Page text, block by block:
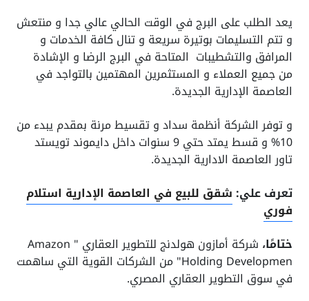
يعد الطلب على البرج في الوقت الحالي عالي جدا و منتعش
و تتم التسليمات بوتيرة سريعة و تنال كافة الخدمات و
المرافق والتشطيبات المتاحة في البرج الرضا و الإشادة
من جميع العملاء و المستثمرين المهتمين بالتواجد في
العاصمة الإدارية الجديدة.
و توفر الشركة أنظمة سداد و تقسيط مرنة بمقدم يبدء من
10% و قسط يمتد حتي 9 سنوات داخل دايموند تويستد
تاور العاصمة الادارية الجديدة.
تعرف علي: شقق للبيع في العاصمة الإدارية استلام
فوري
ختامًا،
شركة أمازون هولدنج للتطوير العقاري " Amazon
Holding Developmen" من الشركات القوية التي ساهمت
في سوق التطوير العقاري المصري.